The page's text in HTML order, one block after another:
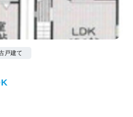
戸建て